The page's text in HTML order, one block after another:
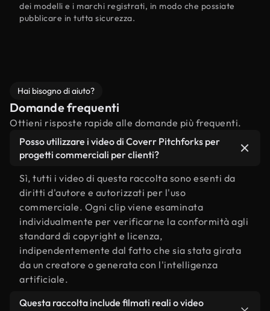
dei modelli e i marchi registrati, in modo che possiate
pubblicare in tutta sicurezza.
Hai bisogno di aiuto?
Domande frequenti
Ottieni risposte rapide alle domande più frequenti.
Posso utilizzare i video di Coverr Pitchforks per
progetti commerciali per clienti?
Sì, tutti i video di questa raccolta sono esenti da
diritti d'autore e autorizzati per l'uso
commerciale. Ogni clip viene esaminata
individualmente per verificarne la conformità agli
standard di copyright e licenza,
indipendentemente dal fatto che sia stata girata
da un creatore o generata con l'intelligenza
artificiale.
Questa raccolta include filmati reali o video